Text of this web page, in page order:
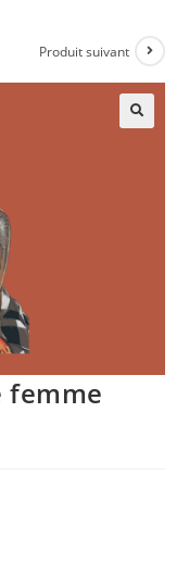
Produit suivant
femme